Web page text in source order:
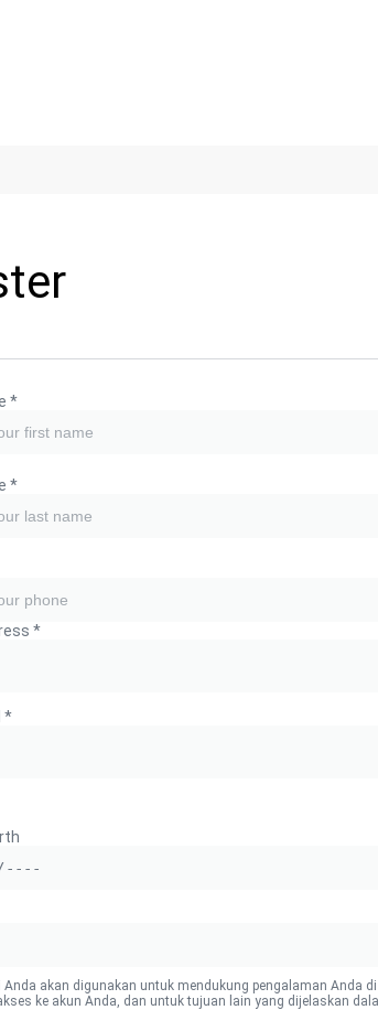
*
*
*
*
Anda akan digunakan untuk mendukung pengalaman Anda
ke akun Anda, dan untuk tujuan lain yang dijelaskan